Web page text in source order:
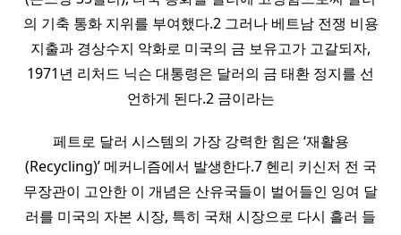
의 기축 통화 지위를 부여했다.2 그러나 베트남 전쟁 비용
지출과 경상수지 악화로 미국의 금 보유고가 고갈되자,
1971년 리처드 닉슨 대통령은 달러의 금 태환 정지를 선
언하게 된다.2 금이라는
페트로 달러 시스템의 가장 강력한 힘은 ‘재활용
(Recycling)’ 메커니즘에서 발생한다.7 헨리 키신저 전 국
무장관이 고안한 이 개념은 산유국들이 벌어들인 잉여 달
러를 미국의 자본 시장, 특히 국채 시장으로 다시 흘러 들